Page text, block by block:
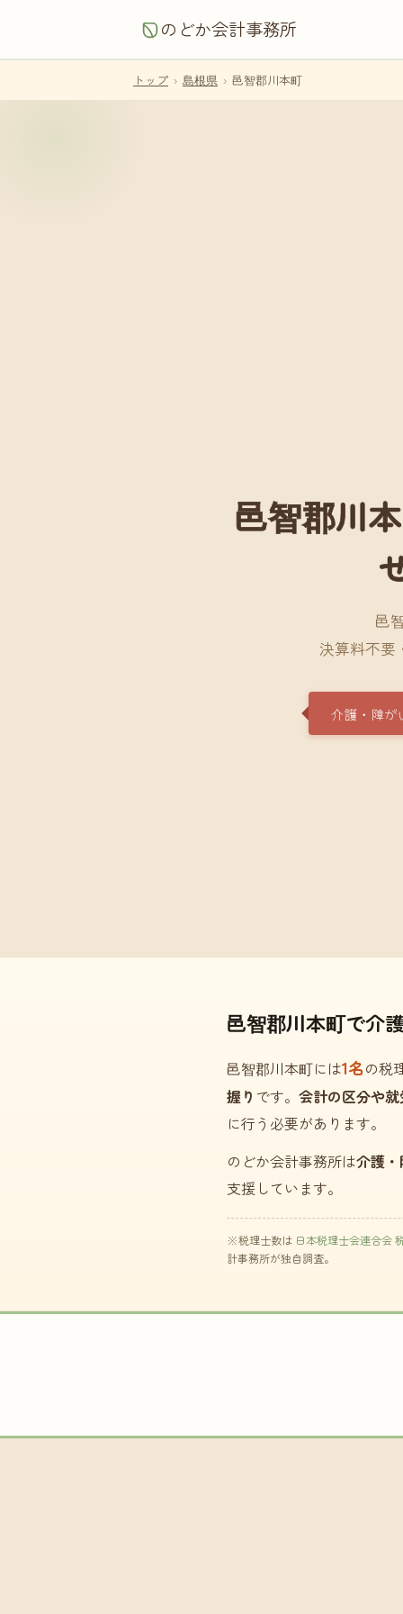
のどか会計事務所
トップ › 島根県 › 邑智郡川本町
邑智郡川
邑
決算料不要
介護・障が
邑智郡川本町で介
邑智郡川本町には1名の税
握り です。 会計の区分や
に行う必要があります。
のどか会計事務所は介護
支援しています。
※税理士数は 日本税理士会連合会
計事務所が独自調査。